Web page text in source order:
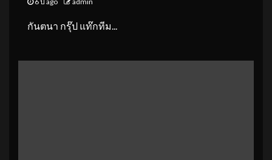
กันตนา กรุ๊ป แท๊กทีม...